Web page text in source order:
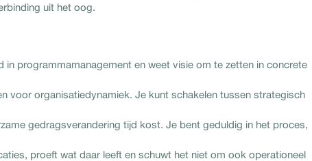
uit het oog.
in programmamanagement en weet visie om te zetten in concrete
voor organisatiedynamiek. Je kunt schakelen tussen strategisch
gedragsverandering tijd kost. Je bent geduldig in het proces,
proeft wat daar leeft en schuwt het niet om ook operationeel